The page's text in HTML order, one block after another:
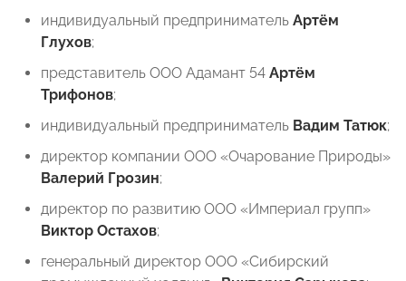
индивидуальный предприниматель ⁠ Артём
Глухов;
представитель ООО Адамант 54 Артём
Трифонов;
индивидуальный предприниматель Вадим Татюк;
директор компании ООО «Очарование Природы»
Валерий Грозин;
директор по развитию ООО «Империал групп»
Виктор Остахов;
генеральный директор ООО «Сибирский